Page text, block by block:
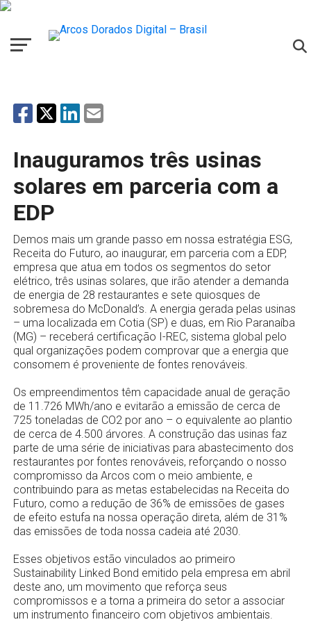
Inauguramos três usinas
solares em parceria com a
EDP
Demos mais um grande passo em nossa estratégia ESG,
Receita do Futuro, ao inaugurar, em parceria com a EDP,
empresa que atua em todos os segmentos do setor
elétrico, três usinas solares, que irão atender a demanda
de energia de 28 restaurantes e sete quiosques de
sobremesa do McDonald’s. A energia gerada pelas usinas
– uma localizada em Cotia (SP) e duas, em Rio Paranaíba
(MG) – receberá certificação I-REC, sistema global pelo
qual organizações podem comprovar que a energia que
consomem é proveniente de fontes renováveis.
Os empreendimentos têm capacidade anual de geração
de 11.726 MWh/ano e evitarão a emissão de cerca de
725 toneladas de CO2 por ano – o equivalente ao plantio
de cerca de 4.500 árvores. A construção das usinas faz
parte de uma série de iniciativas para abastecimento dos
restaurantes por fontes renováveis, reforçando o nosso
compromisso da Arcos com o meio ambiente, e
contribuindo para as metas estabelecidas na Receita do
Futuro, como a redução de 36% de emissões de gases
de efeito estufa na nossa operação direta, além de 31%
das emissões de toda nossa cadeia até 2030.
Esses objetivos estão vinculados ao primeiro
Sustainability Linked Bond emitido pela empresa em abril
deste ano, um movimento que reforça seus
compromissos e a torna a primeira do setor a associar
um instrumento financeiro com objetivos ambientais.